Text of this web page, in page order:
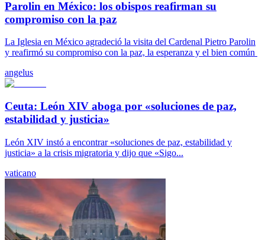
Parolin en México: los obispos reafirman su
compromiso con la paz
La Iglesia en México agradeció la visita del Cardenal Pietro Parolin
y reafirmó su compromiso con la paz, la esperanza y el bien común
angelus
Ceuta: León XIV aboga por «soluciones de paz,
estabilidad y justicia»
León XIV instó a encontrar «soluciones de paz, estabilidad y
justicia» a la crisis migratoria y dijo que «Sigo...
vaticano